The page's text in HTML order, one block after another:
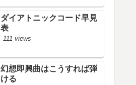
ダイアトニックコード早見
表
111 views
幻想即興曲はこうすれば弾
ける